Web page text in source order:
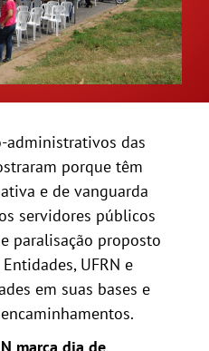
administrativos das
porque têm
e de vanguarda
servidores públicos
paralisação proposto
UFRN e
em suas bases e
marca dia de